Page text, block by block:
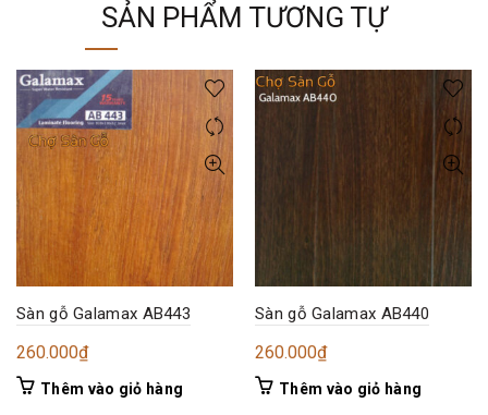
SẢN PHẨM TƯƠNG TỰ
Sàn gỗ Galamax AB443
260.000₫
Thêm vào giỏ hàng
Sàn gỗ Galamax AB440
260.000₫
Thêm vào giỏ hàng